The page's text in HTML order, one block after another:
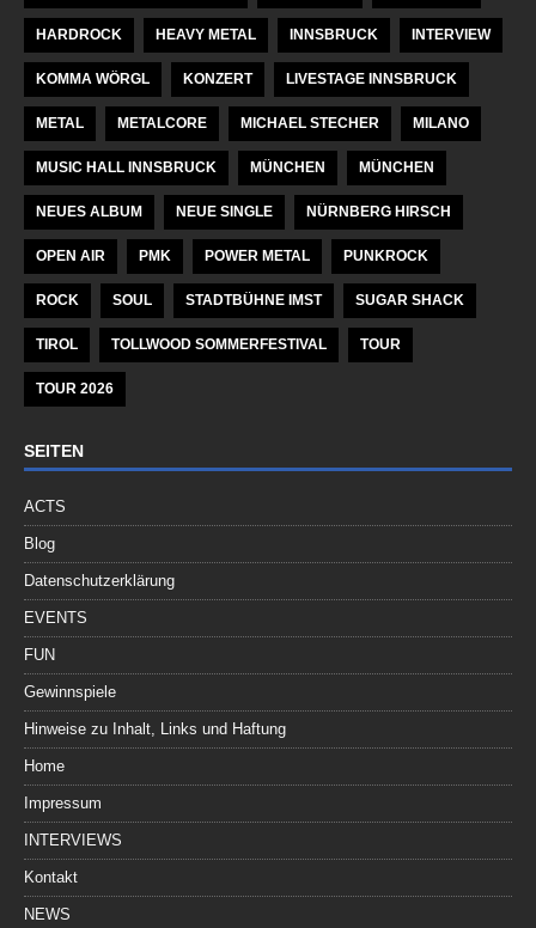
HARDROCK HEAVY METAL INNSBRUCK INTERVIEW
KOMMA WÖRGL KONZERT LIVESTAGE INNSBRUCK
METAL METALCORE MICHAEL STECHER MILANO
MUSIC HALL INNSBRUCK MÜNCHEN MÜNCHEN
NEUES ALBUM NEUE SINGLE NÜRNBERG HIRSCH
OPEN AIR PMK POWER METAL PUNKROCK
ROCK SOUL STADTBÜHNE IMST SUGAR SHACK
TIROL TOLLWOOD SOMMERFESTIVAL TOUR
TOUR 2026
SEITEN
ACTS
Blog
Datenschutzerklärung
EVENTS
FUN
Gewinnspiele
Hinweise zu Inhalt, Links und Haftung
Home
Impressum
INTERVIEWS
Kontakt
NEWS